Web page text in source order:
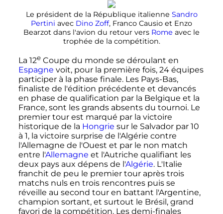
Le président de la République italienne Sandro
Pertini avec Dino Zoff, Franco Causio et Enzo
Bearzot dans l'avion du retour vers Rome avec le
trophée de la compétition.
La 12e Coupe du monde se déroulant en
Espagne voit, pour la première fois, 24 équipes
participer à la phase finale. Les Pays-Bas,
finaliste de l'édition précédente et devancés
en phase de qualification par la Belgique et la
France, sont les grands absents du tournoi. Le
premier tour est marqué par la victoire
historique de la Hongrie sur le Salvador par 10
à 1, la victoire surprise de l'Algérie contre
l'Allemagne de l'Ouest et par le non match
entre l'Allemagne et l'Autriche qualifiant les
deux pays aux dépens de l'Algérie. L'Italie
franchit de peu le premier tour après trois
matchs nuls en trois rencontres puis se
réveille au second tour en battant l'Argentine,
champion sortant, et surtout le Brésil, grand
favori de la compétition. Les demi-finales